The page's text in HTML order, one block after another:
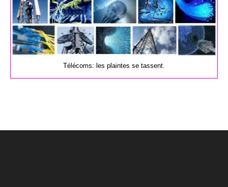
Télécoms: les plaintes se tassent.